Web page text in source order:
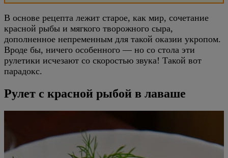
В основе рецепта лежит старое, как мир, сочетание
красной рыбы и мягкого творожного сыра,
дополненное непременным для такой оказии укропом.
Вроде бы, ничего особенного — но со стола эти
рулетики исчезают со скоростью звука! Такой вот
парадокс.
Рулет с красной рыбой в лаваше